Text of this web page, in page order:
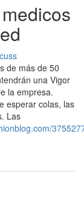
de más de 50
una Vigor
la empresa.
esperar colas, las
Las